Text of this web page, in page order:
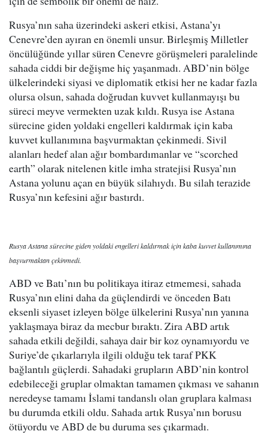
Rusya’nın saha üzerindeki askeri etkisi, Astana’yı
Cenevre’den ayıran en önemli unsur. Birleşmiş Milletler
öncülüğünde yıllar süren Cenevre görüşmeleri paralelinde
sahada ciddi bir değişme hiç yaşanmadı. ABD’nin bölge
ülkelerindeki siyasi ve diplomatik etkisi her ne kadar fazla
olursa olsun, sahada doğrudan kuvvet kullanmayışı bu
süreci meyve vermekten uzak kıldı. Rusya ise Astana
sürecine giden yoldaki engelleri kaldırmak için kaba
kuvvet kullanımına başvurmaktan çekinmedi. Sivil
alanları hedef alan ağır bombardımanlar ve “scorched
earth” olarak nitelenen kitle imha stratejisi Rusya’nın
Astana yolunu açan en büyük silahıydı. Bu silah terazide
Rusya’nın kefesini ağır bastırdı.
Rusya Astana sürecine giden yoldaki engelleri kaldırmak için kaba kuvvet kullanımına
başvurmaktan çekinmedi.
ABD ve Batı’nın bu politikaya itiraz etmemesi, sahada
Rusya’nın elini daha da güçlendirdi ve önceden Batı
eksenli siyaset izleyen bölge ülkelerini Rusya’nın yanına
yaklaşmaya biraz da mecbur bıraktı. Zira ABD artık
sahada etkili değildi, sahaya dair bir koz oynamıyordu ve
Suriye’de çıkarlarıyla ilgili olduğu tek taraf PKK
bağlantılı güçlerdi. Sahadaki grupların ABD’nin kontrol
edebileceği gruplar olmaktan tamamen çıkması ve sahanın
neredeyse tamamı İslami tandanslı olan gruplara kalması
bu durumda etkili oldu. Sahada artık Rusya’nın borusu
ötüyordu ve ABD de bu duruma ses çıkarmadı.